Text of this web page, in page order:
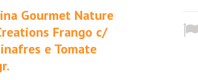
Gourmet Nature
Frango c/
e Tomate